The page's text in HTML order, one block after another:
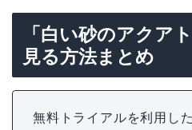
「白い砂のアクア
見る方法まとめ
無料トライアルを利用し